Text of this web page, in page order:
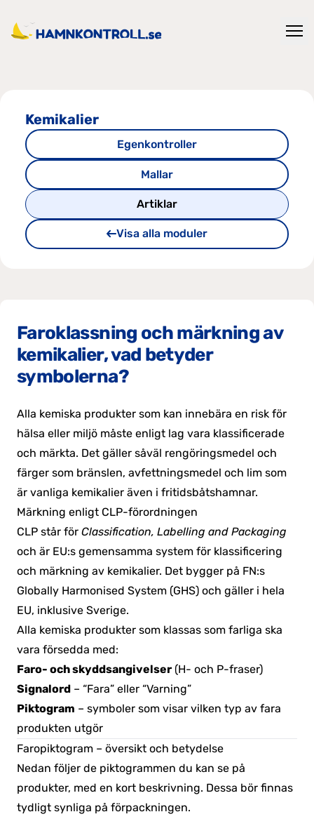
Kemikalier
Egenkontroller
Mallar
Artiklar
Visa alla moduler
Faroklassning och märkning av
kemikalier, vad betyder
symbolerna?
Alla kemiska produkter som kan innebära en risk för
hälsa eller miljö måste enligt lag vara klassificerade
och märkta. Det gäller såväl rengöringsmedel och
färger som bränslen, avfettningsmedel och lim som
är vanliga kemikalier även i fritidsbåtshamnar.
Märkning enligt CLP-förordningen
CLP står för Classification, Labelling and Packaging
och är EU:s gemensamma system för klassificering
och märkning av kemikalier. Det bygger på FN:s
Globally Harmonised System (GHS) och gäller i hela
EU, inklusive Sverige.
Alla kemiska produkter som klassas som farliga ska
vara försedda med:
Faro- och skyddsangivelser (H- och P-fraser)
Signalord – “Fara” eller “Varning”
Piktogram – symboler som visar vilken typ av fara
produkten utgör
Faropiktogram – översikt och betydelse
Nedan följer de piktogrammen du kan se på
produkter, med en kort beskrivning. Dessa bör finnas
tydligt synliga på förpackningen.